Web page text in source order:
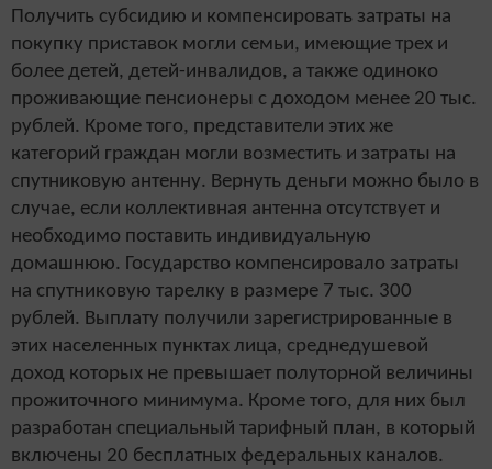
Получить субсидию и компенсировать затраты на
покупку приставок могли семьи, имеющие трех и
более детей, детей-инвалидов, а также одиноко
проживающие пенсионеры с доходом менее 20 тыс.
рублей. Кроме того, представители этих же
категорий граждан могли возместить и затраты на
спутниковую антенну. Вернуть деньги можно было в
случае, если коллективная антенна отсутствует и
необходимо поставить индивидуальную
домашнюю. Государство компенсировало затраты
на спутниковую тарелку в размере 7 тыс. 300
рублей. Выплату получили зарегистрированные в
этих населенных пунктах лица, среднедушевой
доход которых не превышает полуторной величины
прожиточного минимума. Кроме того, для них был
разработан специальный тарифный план, в который
включены 20 бесплатных федеральных каналов.